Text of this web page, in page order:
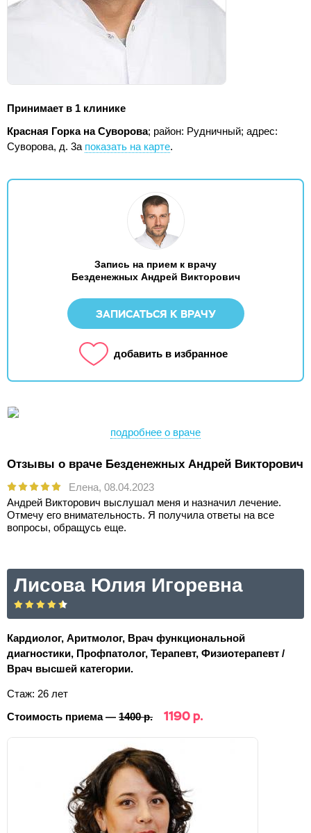
Принимает в 1 клинике
Красная Горка на Суворова; район: Рудничный; адрес:
Суворова, д. 3а показать на карте.
Запись на прием к врачу
Безденежных Андрей Викторович
ЗАПИСАТЬСЯ К ВРАЧУ
добавить в избранное
подробнее о враче
Отзывы о враче Безденежных Андрей Викторович
Елена, 08.04.2023
Андрей Викторович выслушал меня и назначил лечение.
Отмечу его внимательность. Я получила ответы на все
вопросы, обращусь еще.
Лисова Юлия Игоревна
Кардиолог, Аритмолог, Врач функциональной
диагностики, Профпатолог, Терапевт, Физиотерапевт /
Врач высшей категории.
Стаж: 26 лет
Стоимость приема — 1400 р. 1190 р.